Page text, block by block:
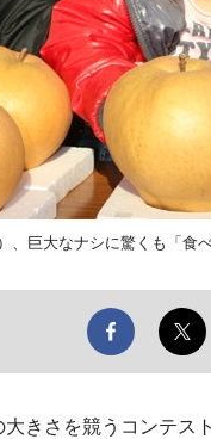
、巨大なナシに驚くも「食
さを競うコンテスト